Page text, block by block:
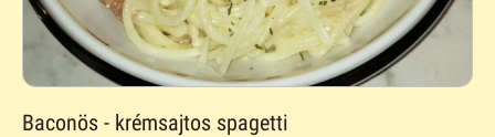
Baconös - krémsajtos spagetti